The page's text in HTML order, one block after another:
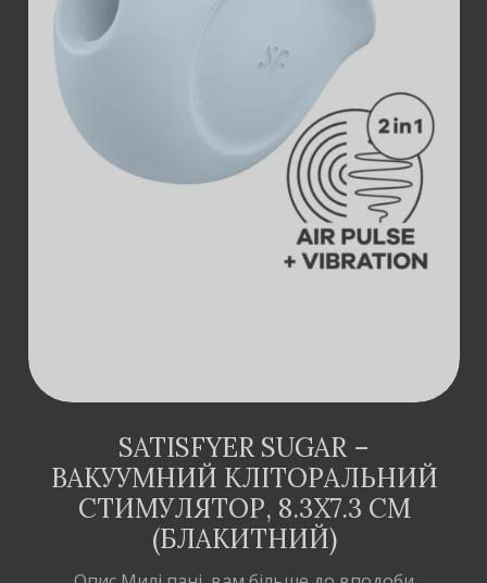
ДОДАТИ В
SATISFYER SUGAR –
ВАКУУМНИЙ КЛІТОРАЛЬНИЙ
СТИМУЛЯТОР, 8.3Х7.3 СМ
(БЛАКИТНИЙ)